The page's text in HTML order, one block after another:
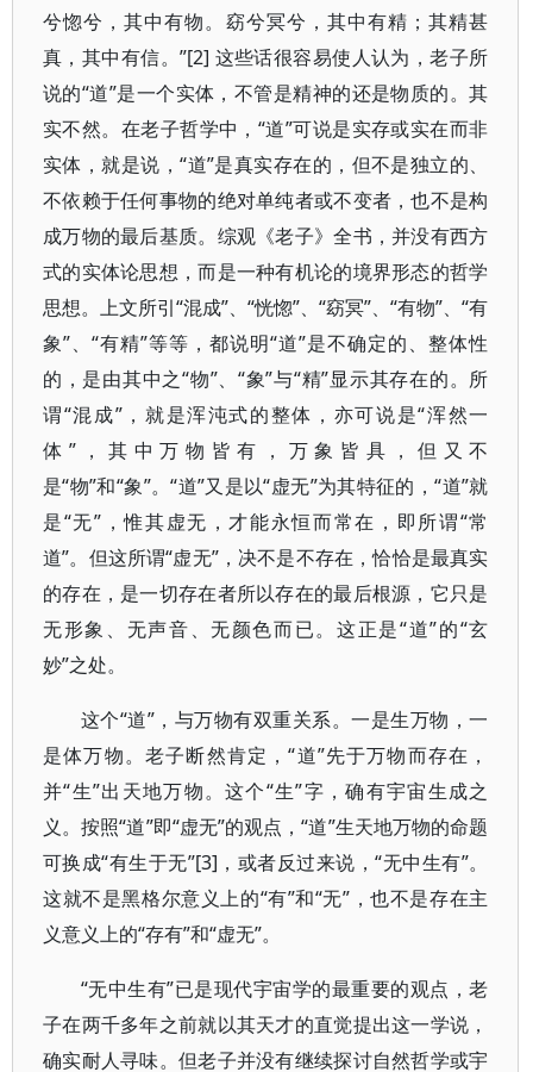
兮惚兮，其中有物。窈兮冥兮，其中有精；其精甚
真，其中有信。”[2] 这些话很容易使人认为，老子所
说的“道”是一个实体，不管是精神的还是物质的。其
实不然。在老子哲学中，“道”可说是实存或实在而非
实体，就是说，“道”是真实存在的，但不是独立的、
不依赖于任何事物的绝对单纯者或不变者，也不是构
成万物的最后基质。综观《老子》全书，并没有西方
式的实体论思想，而是一种有机论的境界形态的哲学
思想。上文所引“混成”、“恍惚”、“窈冥”、“有物”、“有
象”、“有精”等等，都说明“道”是不确定的、整体性
的，是由其中之“物”、“象”与“精”显示其存在的。所
谓“混成”，就是浑沌式的整体，亦可说是“浑然一
体”，其中万物皆有，万象皆具，但又不
是“物”和“象”。“道”又是以“虚无”为其特征的，“道”就
是“无”，惟其虚无，才能永恒而常在，即所谓“常
道”。但这所谓“虚无”，决不是不存在，恰恰是最真实
的存在，是一切存在者所以存在的最后根源，它只是
无形象、无声音、无颜色而已。这正是“道”的“玄
妙”之处。
这个“道”，与万物有双重关系。一是生万物，一
是体万物。老子断然肯定，“道”先于万物而存在，
并“生”出天地万物。这个“生”字，确有宇宙生成之
义。按照“道”即“虚无”的观点，“道”生天地万物的命题
可换成“有生于无”[3]，或者反过来说，“无中生有”。
这就不是黑格尔意义上的“有”和“无”，也不是存在主
义意义上的“存有”和“虚无”。
“无中生有”已是现代宇宙学的最重要的观点，老
子在两千多年之前就以其天才的直觉提出这一学说，
确实耐人寻味。但老子并没有继续探讨自然哲学或宇